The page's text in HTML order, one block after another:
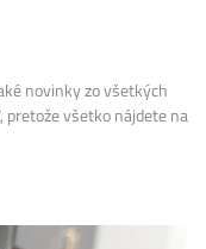
novinky zo všetkých
všetko nájdete na